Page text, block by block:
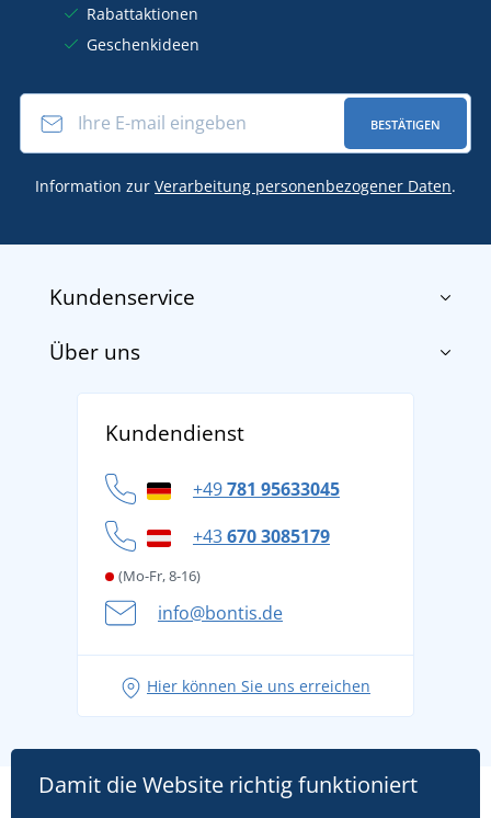
Rabattaktionen
Geschenkideen
BESTÄTIGEN
Information zur Verarbeitung personenbezogener Daten.
Kundenservice
Impressum
Datenschutz
Cookie-Richtlinie
Über uns
Für Unternehmen und Organisationen
Kundendienst
+49781 95633045
+43670 3085179
(Mo-Fr, 8-16)
info@bontis.de
Hier können Sie uns erreichen
Damit die Website richtig funktioniert